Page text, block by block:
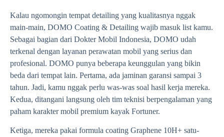
Kalau ngomongin tempat detailing yang kualitasnya nggak
main-main, DOMO Coating & Detailing wajib masuk list kamu.
Sebagai bagian dari Dokter Mobil Indonesia, DOMO udah
terkenal dengan layanan perawatan mobil yang serius dan
profesional. DOMO punya beberapa keunggulan yang bikin
beda dari tempat lain. Pertama, ada jaminan garansi sampai 3
tahun. Jadi, kamu nggak perlu was-was soal hasil kerja mereka.
Kedua, ditangani langsung oleh tim teknisi berpengalaman yang
paham karakter mobil premium kayak Fortuner.
Ketiga, mereka pakai formula coating Graphene 10H+ satu-